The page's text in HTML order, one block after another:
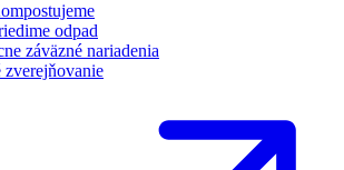
odpad
záväzné nariadenia
zverejňovanie